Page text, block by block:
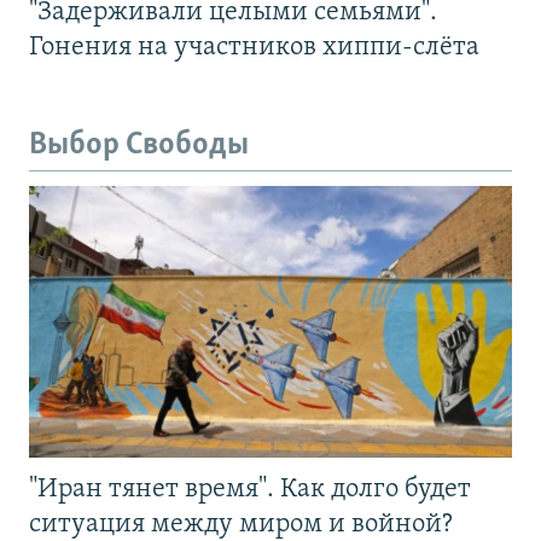
"Задерживали целыми семьями".
Гонения на участников хиппи-слёта
Выбор Свободы
"Иран тянет время". Как долго будет
ситуация между миром и войной?